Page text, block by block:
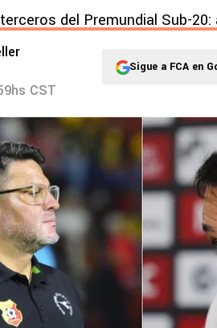
del Premundial Sub-
CST
Sigue a FCA en